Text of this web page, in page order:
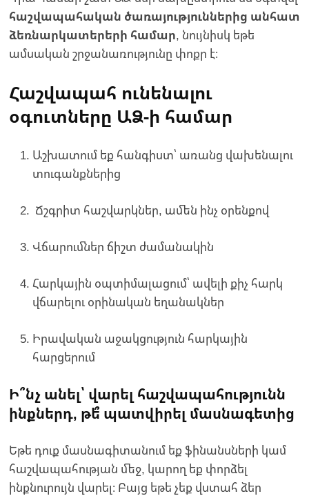
հաշվապահական ծառայություններից անհատ
ձեռնարկատերերի համար, նույնիսկ եթե
ամսական շրջանառությունը փոքր է։
Հաշվապահ ունենալու
օգուտները ԱՁ-ի համար
Աշխատում եք հանգիստ՝ առանց վախենալու
տուգանքներից
Ճշգրիտ հաշվարկներ, ամեն ինչ օրենքով
Վճարումներ ճիշտ ժամանակին
Հարկային օպտիմալացում՝ ավելի քիչ հարկ
վճարելու օրինական եղանակներ
Իրավական աջակցություն հարկային
հարցերում
Ի՞նչ անել՝ վարել հաշվապահությունն
ինքներդ, թե՞ պատվիրել մասնագետից
Եթե դուք մասնագիտանում եք ֆինանսների կամ
հաշվապահության մեջ, կարող եք փորձել
ինքնուրույն վարել։ Բայց եթե չեք վստահ ձեր